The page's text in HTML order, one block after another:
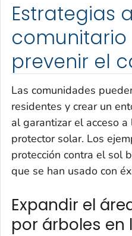
Estrategias
prevenir el
Las comunidades
residentes y crear un
al garantizar el acceso
protector solar. Los
protección contra el sol
que se han usado con
Expandir el
por árboles en